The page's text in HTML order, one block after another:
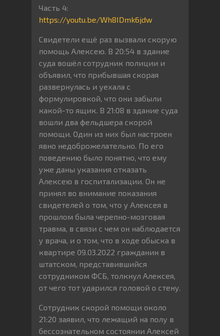
Часть 4:
https://youtu.be/Wh8IDmk6jdw
Свидетели ещё раз вызвали скорую
помощь Алексею. В 20:54 в здание
суда вошёл сотрудник полиции и
объявил, что прибывшая скорая
развернулась и уехала с
формулировкой, что они забыли
какой-то ящик. В 21:08 в здание суда
вошли два фельдшера скорой
помощи. Один из них был настроен
явно недоброжелательно. По его
поведению было понятно, что ему
уже даны указания отказать
Алексею в госпитализации. Он не
принял во внимание показания
свидетелей о том, что у Алексея в
прошлом была черепно-мозговая
травма, в связи с чем он наблюдается
у врача, и о том, что в ходе обыска в
квартире 09.03.2022 гражданин в
штатском, представившийся
сотрудником ФСБ, толкнул Алексея,
от чего тот ударился головой о стену.
Сотрудник скорой помощи около
21:20 заявил, что лежащий на полу в
бессознательном состоянии Алексей